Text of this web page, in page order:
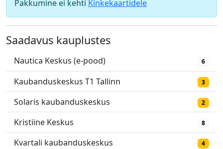
Pakkumine ei kehti Kinkekaartidele
Saadavus kauplustes
Nautica Keskus (e-pood) 6
Kaubanduskeskus T1 Tallinn 3
Solaris kaubanduskeskus 2
Kristiine Keskus 8
Kvartali kaubanduskeskus 4